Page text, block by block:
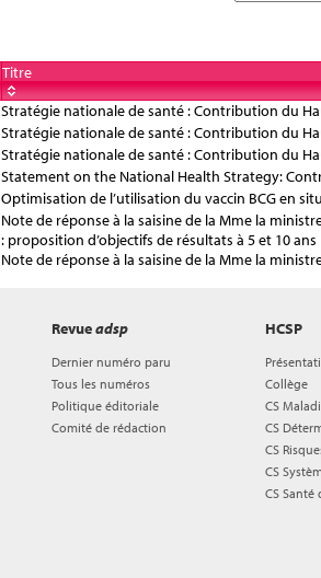
Titre
Stratégie nationale de santé : Contribution du
Stratégie nationale de santé : Contribution du
Stratégie nationale de santé : Contribution du
Statement on the National Health Strategy:
Optimisation de l’utilisation du vaccin BCG en
Note de réponse à la saisine de la Mme la
: proposition d’objectifs de résultats à 5 et 10 ans
Note de réponse à la saisine de la Mme la
HCSP
Collège
CS
CS
CS
CS
CS
Revueadsp
Dernier numéro paru
Tous les numéros
Politique éditoriale
Comité de rédaction